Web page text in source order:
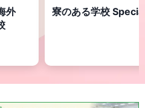
特集 海外大学進学